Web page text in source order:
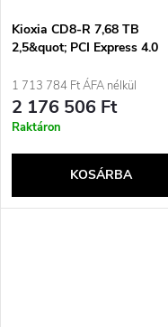
Kioxia CD8-R 7,68 TB
2,5&quot; PCI Express 4.0
1 713 784 Ft ÁFA nélkül
2 176 506 Ft
Raktáron
KOSÁRBA